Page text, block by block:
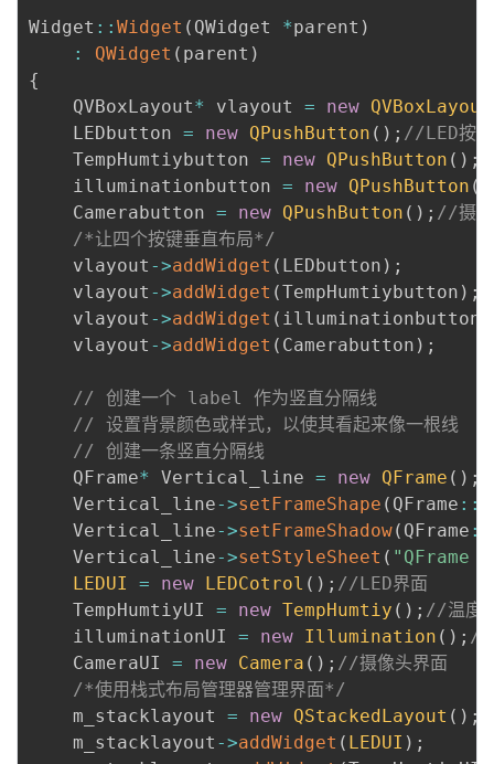
Widget : : Widget ( QWidget *parent )
:
QWidget ( parent )
{
    QVBoxLayout
* vlayout = new QVBoxLayout
    LEDbutton
= new QPushButton ( ) ; //LED按键
    TempHumtiybutton
= new QPushButton ( ) ;
    illuminationbutton
= new QPushButton (
    Camerabutton
= new QPushButton ( ) ; //摄像
/*让四个按键垂直布局*/
    vlayout
->addWidget ( LEDbutton ) ;
    vlayout
->addWidget (TempHumtiybutton ) ;
    vlayout
->addWidget ( illuminationbutton
    vlayout
->addWidget ( Camerabutton ) ;
// 创建一个 label 作为竖直分隔线
// 设置背景颜色或样式，以使其看起来像一根线
// 创建一条竖直分隔线
    QFrame
* Vertical_line = new QFrame ( ) ;
    Vertical_line
->setFrameShape ( QFrame : :
    Vertical_line
->setFrameShadow( QFrame :
    Vertical_line
->setStyleSheet (
LEDUI
= new LEDCotrol ( ) ; //LED界面
    TempHumtiyUI
= new TempHumtiy ( ) ; //温度
    illuminationUI
= new Illumination ( ) ; //
    CameraUI
= new Camera ( ) ; //摄像头界面
/*使用栈式布局管理器管理界面*/
    m_stacklayout
= new QStackedLayout ( ) ;
    m_stacklayout
->addWidget ( LEDUI ) ;